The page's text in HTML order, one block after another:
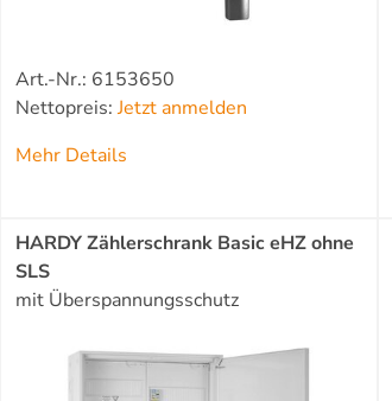
Art.-Nr.: 6153650
Nettopreis:Jetzt anmelden
Mehr Details
HARDY Zählerschrank Basic eHZ ohne
SLS
mit Überspannungsschutz